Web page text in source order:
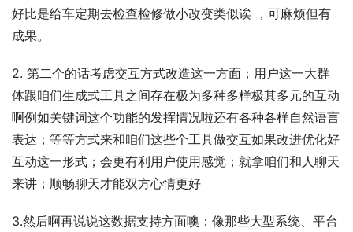
好比是给车定期去检查检修做小改变类似诶 ，可麻烦但有
成果。
2. 第二个的话考虑交互方式改造这一方面；用户这一大群
体跟咱们生成式工具之间存在极为多种多样极其多元的互动
啊例如关键词这个功能的发挥情况啦还有各种各样自然语言
表达；等等方式来和咱们这些个工具做交互如果改进优化好
互动这一形式；会更有利用户使用感觉；就拿咱们和人聊天
来讲；顺畅聊天才能双方心情更好
3.然后啊再说说这数据支持方面噢：像那些大型系统、平台